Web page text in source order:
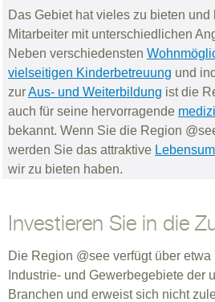
Das Gebiet hat vieles zu bieten
Mitarbeiter mit unterschiedlichen
Neben verschiedensten
vielseitigen Kinderbetreuung und
zurAus- und Weiterbildung ist die
auch für seine hervorragende
bekannt. Wenn Sie die Region
werden Sie das attraktive
wir zu bieten haben.
Investieren Sie in die
Die Region @see verfügt über
Industrie- und Gewerbegebiete der
Branchen und erweist sich nicht